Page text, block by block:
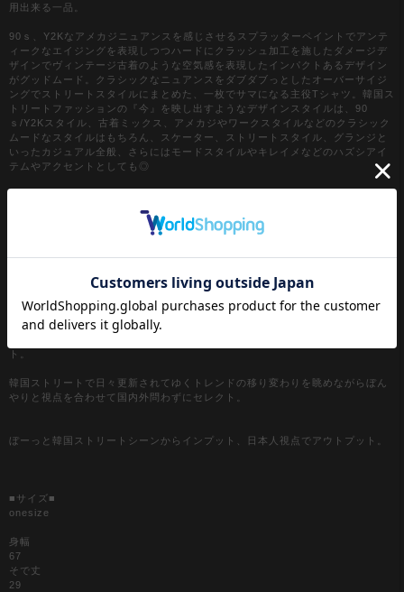
用出来る一品。
90ｓ、Y2Kなアメカジニュアンスを感じさせるスプラッターペイントでアンテ
ィークなエイジングを表現しつつハードにクラッシュ加工を施したダメージデ
ザインでヴィンテージ古着のような空気感を表現したインパクトあるデザイン
がグッドムード。クラシックなニュアンスをダブダブっとしたオーバーサイジ
ングでストリートスタイルにまとめた、一枚でサマになる主役Tシャツ。韓国ス
トリートファッションの『今』を映し出すようなデザインスタイルは、90
ｓ/Y2Kスタイル、古着ミックス、アメカジやワークスタイルなどのクラシック
ムードなスタイルはもちろん、スケーター、ストリートスタイル、グランジと
いったカジュアル全般、さらにはモードスタイルやキレイメなどのハズシアイ
テムやアクセントとしても◎
【a.p.o.v. / エーピーオービー】
a point of view...
ト。
韓国ストリートで日々更新されてゆくトレンドの移り変わりを眺めながらぼん
やりと視点を合わせて国内外問わずにセレクト。
ぼーっと韓国ストリートシーンからインプット、日本人視点でアウトプット。
■サイズ■
onesize
身幅
67
そで丈
29